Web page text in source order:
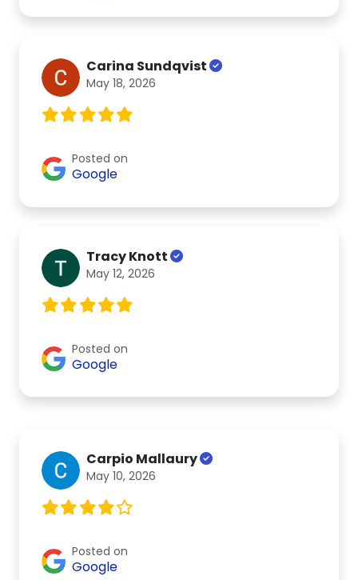
Carina Sundqvist
May 18, 2026
Posted on
Google
Tracy Knott
May 12, 2026
Posted on
Google
Carpio Mallaury
May 10, 2026
Posted on
Google